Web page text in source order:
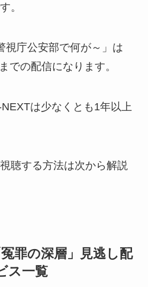
。
視庁公安部で何が～」は
での配信になります。
は少なくとも1年以上
聴する方法は次から解説
罪の深層」見逃し配
ス一覧